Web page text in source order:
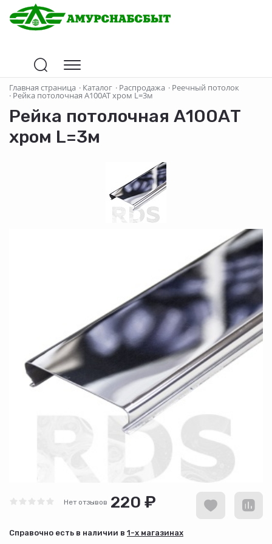
Главная страница · Каталог · Распродажа · Реечный потолок
· Рейка потолочная А100АТ хром L=3м
Рейка потолочная А100АТ
хром L=3м
Нет отзывов 220 ₽
Cправочно есть в наличии в 1-х магазинах